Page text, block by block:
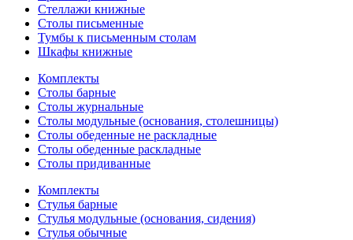
Стеллажи книжные
Столы письменные
Тумбы к письменным столам
Шкафы книжные
Комплекты
Столы барные
Столы журнальные
Столы модульные (основания, столешницы)
Столы обеденные не раскладные
Столы обеденные раскладные
Столы придиванные
Комплекты
Стулья барные
Стулья модульные (основания, сидения)
Стулья обычные